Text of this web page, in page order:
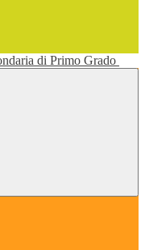
di Primo Grado